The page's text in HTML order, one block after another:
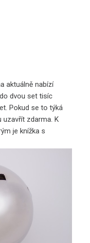
aktuálně nabízí
dvou set tisíc
Pokud se to týká
zdarma. K
je knížka s